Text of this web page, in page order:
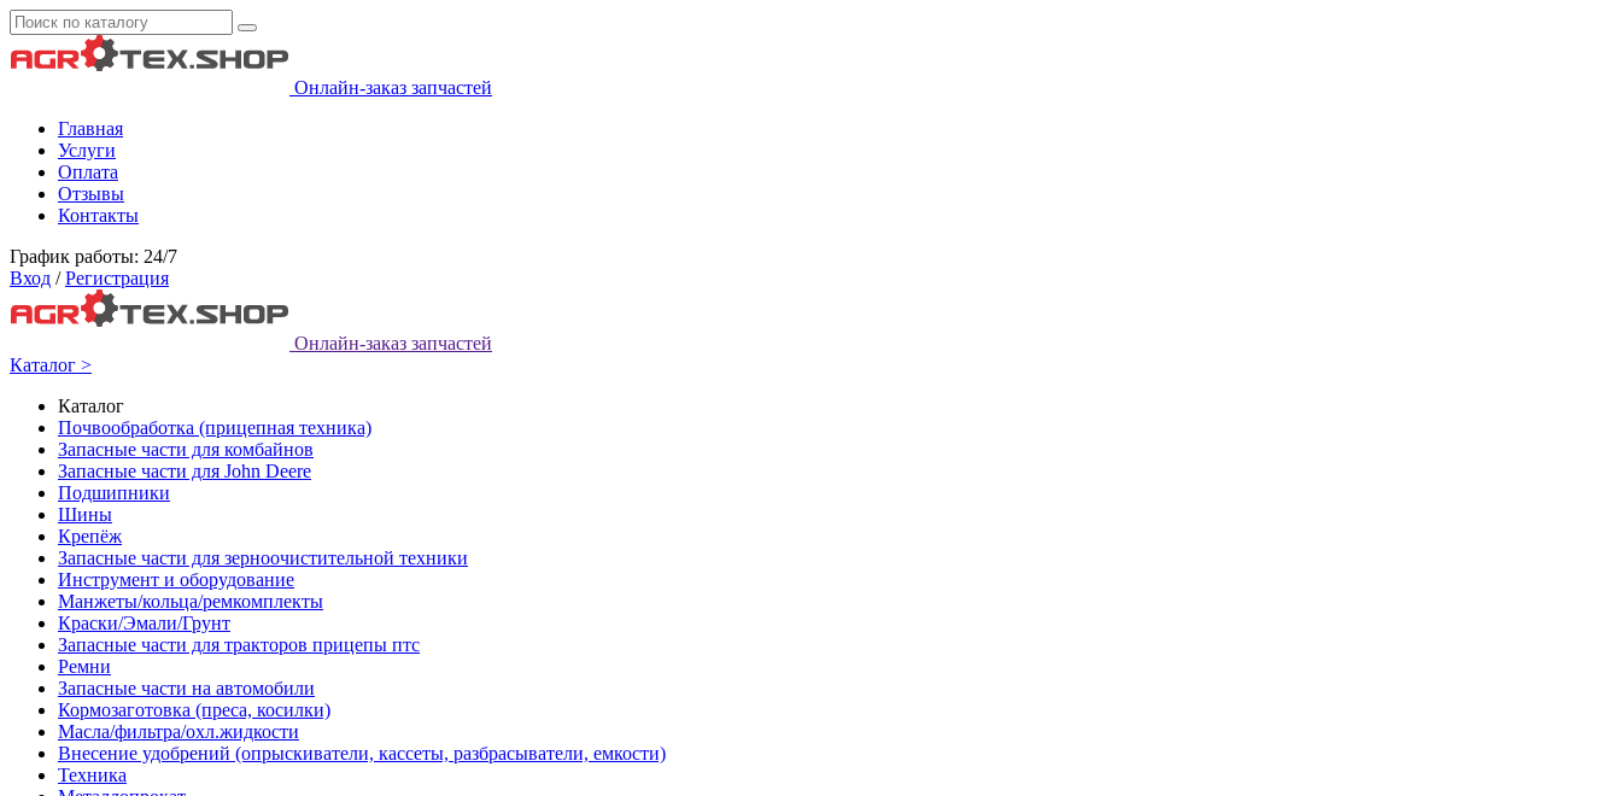
Онлайн-заказ запчастей
Главная
Услуги
Оплата
Отзывы
Контакты
График работы: 24/7
Вход / Регистрация
Онлайн-заказ запчастей
Каталог >
Каталог
Почвообработка (прицепная техника)
Запасные части для комбайнов
Запасные части для John Deere
Подшипники
Шины
Крепёж
Запасные части для зерноочистительной техники
Инструмент и оборудование
Манжеты/кольца/ремкомплекты
Краски/Эмали/Грунт
Запасные части для тракторов прицепы птс
Ремни
Запасные части на автомобили
Кормозаготовка (преса, косилки)
Масла/фильтра/охл.жидкости
Внесение удобрений (опрыскиватели, кассеты, разбрасыватели, емкости)
Техника